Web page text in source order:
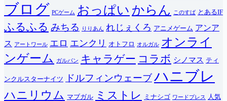
ブログ PCゲーム おっぱい からん このすば とあるIF
ふるふる みちる りりあん れじぇくろ アニメゲーム アンア
ス
アートワール エロ エンクリ オトフロ オルガル オンライ
ンゲーム
ガルパン キャラゲー コラボ シノマス ティ
ンクルスターナイツ ドルフィンウェーブハニブレ
ハニリウム マブガル ミストレ ミナシゴ ワードプレス 人気